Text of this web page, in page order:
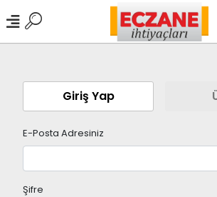
Giriş Yap
E-Posta Adresiniz
Şifre